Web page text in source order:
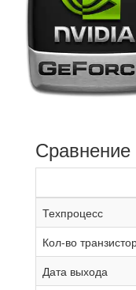
Сравнение
Техпроцесс
Кол-во
Дата выхода